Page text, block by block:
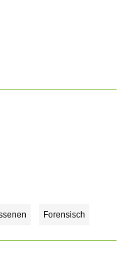
Forensisch